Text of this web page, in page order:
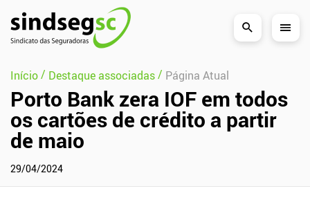
Pular Navegação (s)
Início/ Destaque associadas/ Página Atual
Porto Bank zera IOF em todos
os cartões de crédito a partir
de maio
29/04/2024